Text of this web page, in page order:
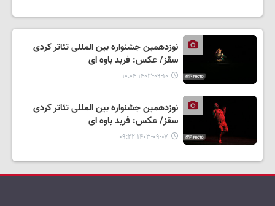
نوزدهمین جشنواره بین المللی تئاتر کردی
سقز/ عکس: فربد باوه ای
۱۴۰۳-۰۹-۱۰ ۱۰:۰۴
نوزدهمین جشنواره بین المللی تئاتر کردی
سقز/ عکس: فربد باوه ای
۱۴۰۳-۰۹-۰۷ ۰۹:۲۲